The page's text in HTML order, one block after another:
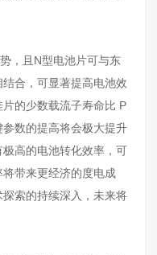
，且N型电池片可与东
合，可显著提高电池效
的少数载流子寿命比 P
数的提高将会极大提升
高的电池转化效率，可
带来更经济的度电成
索的持续深入，未来将